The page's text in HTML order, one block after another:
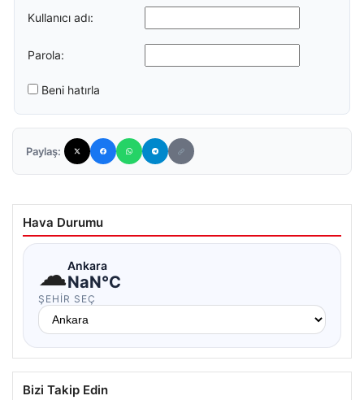
Kullanıcı adı:
Parola:
Beni hatırla
Paylaş:
Hava Durumu
☁Ankara
NaN°C
ŞEHIR SEÇ
Bizi Takip Edin